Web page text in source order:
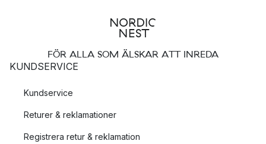
FÖR ALLA SOM ÄLSKAR ATT INREDA
KUNDSERVICE
Kundservice
Returer & reklamationer
Registrera retur & reklamation